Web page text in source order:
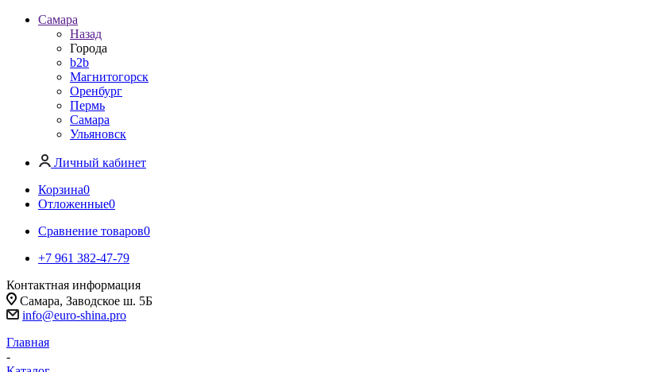
Самара
Назад
Города
b2b
Магнитогорск
Оренбург
Пермь
Самара
Ульяновск
Личный кабинет
Корзина0
Отложенные0
Сравнение товаров0
+7 961 382-47-79
Контактная информация
Самара, Заводское ш. 5Б
info@euro-shina.pro
Главная
-